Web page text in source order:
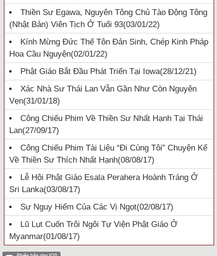
Thiền Sư Egawa, Nguyên Tông Chủ Tào Động Tông
(Nhật Bản) Viên Tịch Ở Tuổi 93(03/01/22)
Kính Mừng Đức Thế Tôn Đản Sinh, Chép Kinh Pháp
Hoa Cầu Nguyện(02/01/22)
Phật Giáo Bắt Đầu Phát Triển Tại Iowa(28/12/21)
Xác Nhà Sư Thái Lan Vẫn Gần Như Còn Nguyên
Vẹn(31/01/18)
Công Chiếu Phim Về Thiền Sư Nhất Hạnh Tại Thái
Lan(27/09/17)
Công Chiếu Phim Tài Liệu “Đi Cùng Tôi” Chuyện Kể
Về Thiền Sư Thích Nhất Hạnh(08/08/17)
Lễ Hội Phật Giáo Esala Perahera Hoành Tráng Ở
Sri Lanka(03/08/17)
Sự Nguy Hiểm Của Các Vị Ngọt(02/08/17)
Lũ Lụt Cuốn Trôi Ngôi Tự Viện Phật Giáo Ở
Myanmar(01/08/17)